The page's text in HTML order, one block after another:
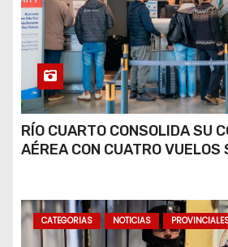
RÍO CUARTO CONSOLIDA SU
AÉREA CON CUATRO VUELOS
CATEGORIAS NOTICIAS